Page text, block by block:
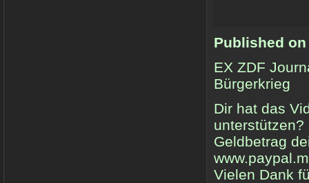
Published on
EX ZDF
Bürgerkrieg
Dir hat das
Geldbetrag
Vielen Dank